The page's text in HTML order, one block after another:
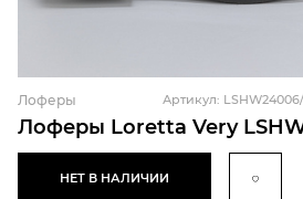
Лоферы Loretta Very
Лоферы Артикул:
НЕТ В НАЛИЧИИ